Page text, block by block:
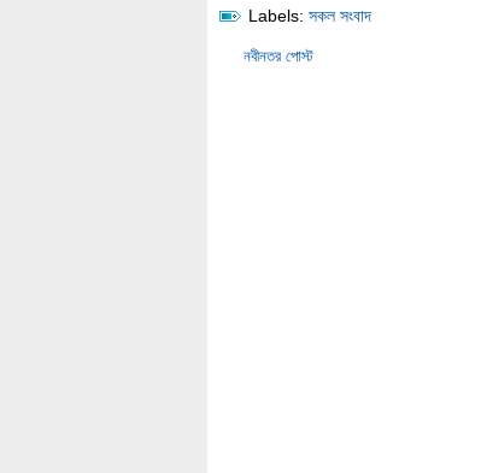
Labels: সকল সংবাদ
নবীনতর পোস্ট